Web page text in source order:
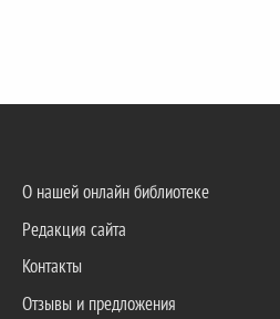
О нашей онлайн библиотеке
Редакция сайта
Контакты
Отзывы и предложения